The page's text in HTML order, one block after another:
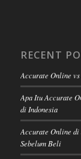
RECENT
Accurate Online
Apa Itu Accurate
di Indonesia
Accurate Online di
Sebelum Beli